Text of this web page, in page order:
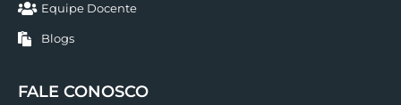
Equipe Docente
Blogs
FALE CONOSCO